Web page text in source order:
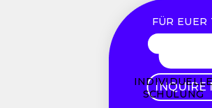
FÜR EUER
SCHULUNG
INQUIRE